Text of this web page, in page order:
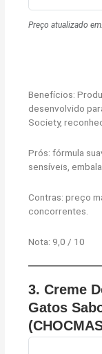
Preço atualizado
Benefícios:
desenvolvido
Society,
Prós: fórmula
sensíveis,
Contras: preço
concorrentes.
Nota: 9,0 / 10
3. Creme
Gatos